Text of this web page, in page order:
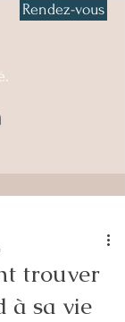
Rendez-vous
trouver
à sa vie